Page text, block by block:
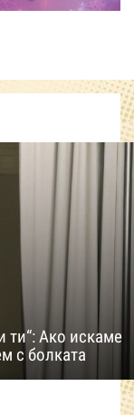
ти“: Ако искаме
с болката